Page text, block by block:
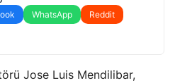
WhatsApp
Reddit
Jose Luis Mendilibar,